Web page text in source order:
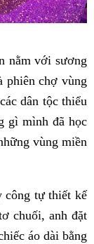
nằm với sương
phiên chợ vùng
dân tộc thiểu
gì mình đã học
vùng miền
công tự thiết kế
chuối, anh đặt
áo dài bằng